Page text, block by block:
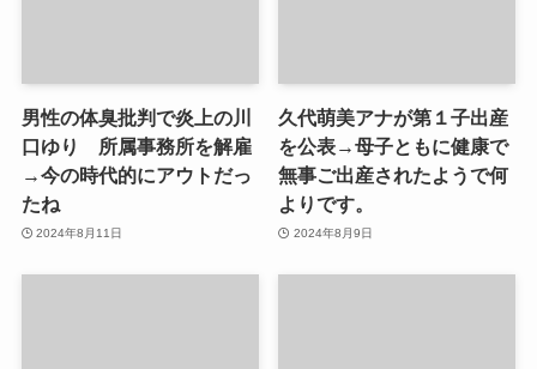
男性の体臭批判で炎上の川
口ゆり 所属事務所を解雇
→今の時代的にアウトだっ
たね
2024年8月11日
久代萌美アナが第１子出産
を公表→母子ともに健康で
無事ご出産されたようで何
よりです。
2024年8月9日